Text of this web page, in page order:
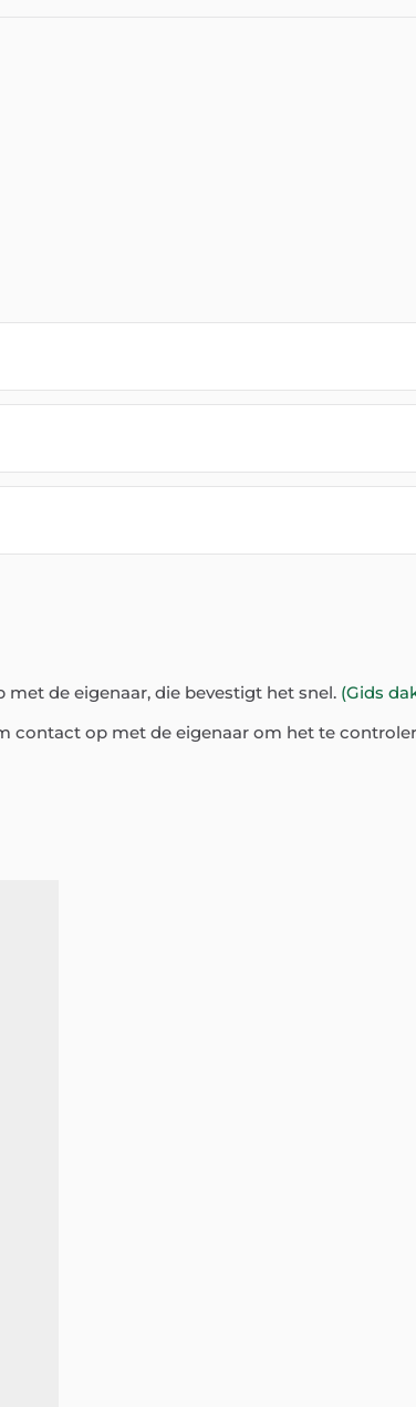
de eigenaar, die bevestigt het snel. (Gids
contact op met de eigenaar om het te